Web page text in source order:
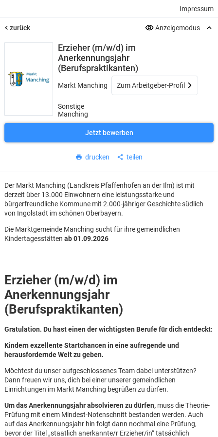
Impressum
zurück Anzeigemodus
Erzieher (m/w/d) im
Anerkennungsjahr
(Berufspraktikanten)
Markt Manching Zum Arbeitgeber-Profil
Sonstige
Manching
Jetzt bewerben
drucken teilen
Der Markt Manching (Landkreis Pfaffenhofen an der Ilm) ist mit
derzeit über 13.000 Einwohnern eine leistungsstarke und
bürgerfreundliche Kommune mit 2.000-jähriger Geschichte südlich
von Ingolstadt im schönen Oberbayern.
Die Marktgemeinde Manching sucht für ihre gemeindlichen
Kindertagesstätten ab 01.09.2026
Erzieher (m/w/d) im
Anerkennungsjahr
(Berufspraktikanten)
Gratulation. Du hast einen der wichtigsten Berufe für dich entdeckt:
Kindern exzellente Startchancen in eine aufregende und
herausfordernde Welt zu geben.
Möchtest du unser aufgeschlossenes Team dabei unterstützen?
Dann freuen wir uns, dich bei einer unserer gemeindlichen
Einrichtungen im Markt Manching begrüßen zu dürfen.
Um das Anerkennungsjahr absolvieren zu dürfen,muss die Theorie-
Prüfung mit einem Mindest-Notenschnitt bestanden werden. Auch
auf das Anerkennungsjahr hin folgt dann nochmal eine Prüfung,
bevor der Titel „staatlich anerkannte/r Erzieher/in“ tatsächlich
Karte anzeigen